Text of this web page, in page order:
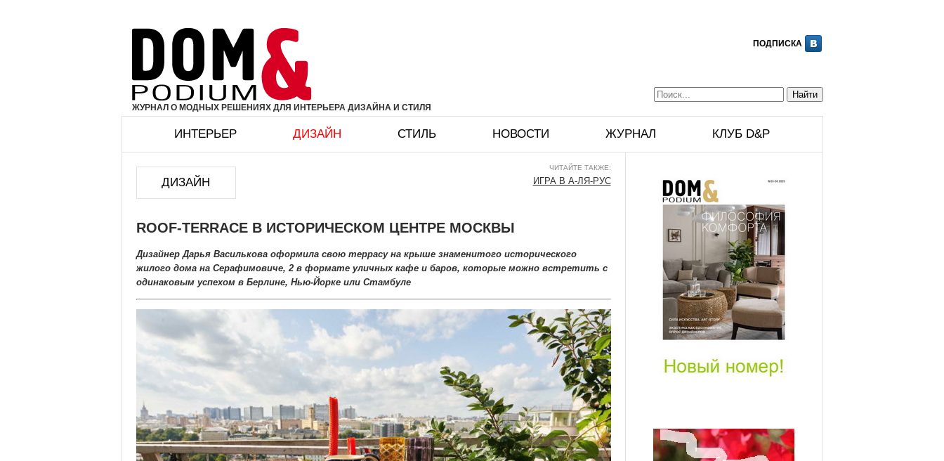
ЖУРНАЛ О МОДНЫХ РЕШЕНИЯХ ДЛЯ ИНТЕРЬЕРА ДИЗАЙНА И СТИЛЯ
ПОДПИСКА
ИНТЕРЬЕР ДИЗАЙН СТИЛЬ НОВОСТИ ЖУРНАЛ КЛУБ D&P
ДИЗАЙН
ЧИТАЙТЕ ТАКЖЕ:
ИГРА В А-ЛЯ-РУС
ROOF-TERRACE В ИСТОРИЧЕСКОМ ЦЕНТРЕ МОСКВЫ
Дизайнер Дарья Василькова оформила свою террасу на крыше знаменитого исторического
жилого дома на Серафимовиче, 2 в формате уличных кафе и баров, которые можно встретить с
одинаковым успехом в Берлине, Нью-Йорке или Стамбуле